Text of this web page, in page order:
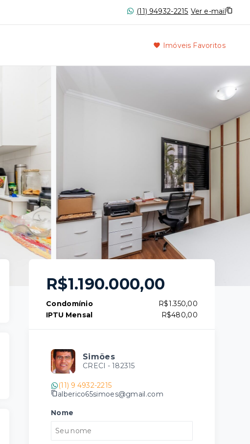
(11) 94932-2215 Ver e-mail
Imóveis Favoritos
R$1.190.000,00
Condomínio
R$1.350,00
IPTU Mensal
R$480,00
Simões
CRECI - 182315
(11) 9 4932-2215
alberico65simoes@gmail.com
Nome